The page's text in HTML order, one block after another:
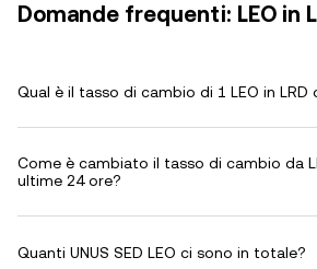
Domande frequenti: LEO in
Qual è il tasso di cambio di 1 LEO in LRD
Come è cambiato il tasso di cambio da
ultime 24 ore?
Quanti UNUS SED LEO ci sono in totale?